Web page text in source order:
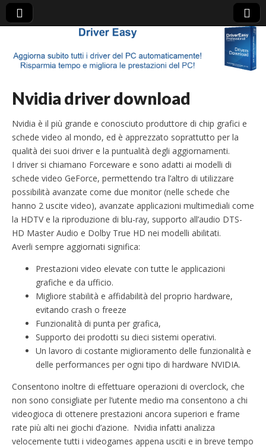
Driver Detective
Nvidia driver download
Nvidia è il più grande e conosciuto produttore di chip grafici e
schede video al mondo, ed è apprezzato soprattutto per la
qualità dei suoi driver e la puntualità degli aggiornamenti.
I driver si chiamano Forceware e sono adatti ai modelli di
schede video GeForce, permettendo tra l’altro di utilizzare
possibilità avanzate come due monitor (nelle schede che
hanno 2 uscite video), avanzate applicazioni multimediali come
la HDTV e la riproduzione di blu-ray, supporto all’audio DTS-
HD Master Audio e Dolby True HD nei modelli abilitati.
Averli sempre aggiornati significa:
Prestazioni video elevate con tutte le applicazioni
grafiche e da ufficio.
Migliore stabilità e affidabilità del proprio hardware,
evitando crash o freeze
Funzionalità di punta per grafica,
Supporto dei prodotti su dieci sistemi operativi.
Un lavoro di costante miglioramento delle funzionalità e
delle performances per ogni tipo di hardware NVIDIA.
Consentono inoltre di effettuare operazioni di overclock, che
non sono consigliate per l’utente medio ma consentono a chi
videogioca di ottenere prestazioni ancora superiori e frame
rate più alti nei giochi d’azione. Nvidia infatti analizza
velocemente tutti i videogames appena usciti e in breve tempo